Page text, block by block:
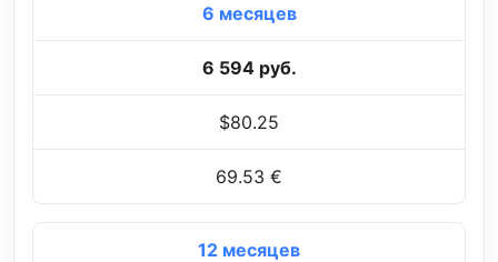
6 месяцев
6 594 руб.
$80.25
69.53 €
12 месяцев